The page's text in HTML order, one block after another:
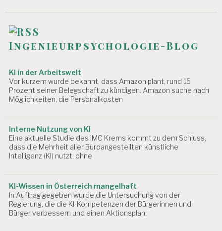
Ingenieurpsychologie-Blog
KI in der Arbeitswelt
Vor kurzem wurde bekannt, dass Amazon plant, rund 15
Prozent seiner Belegschaft zu kündigen. Amazon suche nach
Möglichkeiten, die Personalkosten
Interne Nutzung von KI
Eine aktuelle Studie des IMC Krems kommt zu dem Schluss,
dass die Mehrheit aller Büroangestellten künstliche
Intelligenz (KI) nutzt, ohne
KI-Wissen in Österreich mangelhaft
In Auftrag gegeben wurde die Untersuchung von der
Regierung, die die KI-Kompetenzen der Bürgerinnen und
Bürger verbessern und einen Aktionsplan